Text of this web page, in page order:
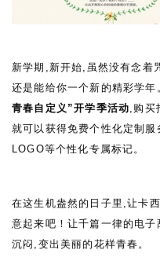
新学期,新开始,虽然没有念着
还是能给你一个新的精彩学年
青春自定义”开学季活动 ,购
就可以获得免费个性化定制服
LOGO等个性化专属标记。
在这生机盎然的日子里,让卡
意起来吧！让千篇一律的电
沉闷,变出美丽的花样青春。